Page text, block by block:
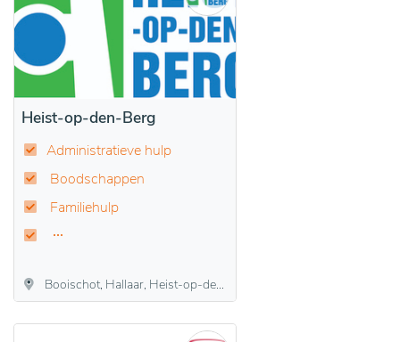
Heist-op-den-Berg
Administratieve hulp
Boodschappen
Familiehulp
Booischot, Hallaar, Heist-op-den-Berg, Itegem, Schriek, Wiekevorst